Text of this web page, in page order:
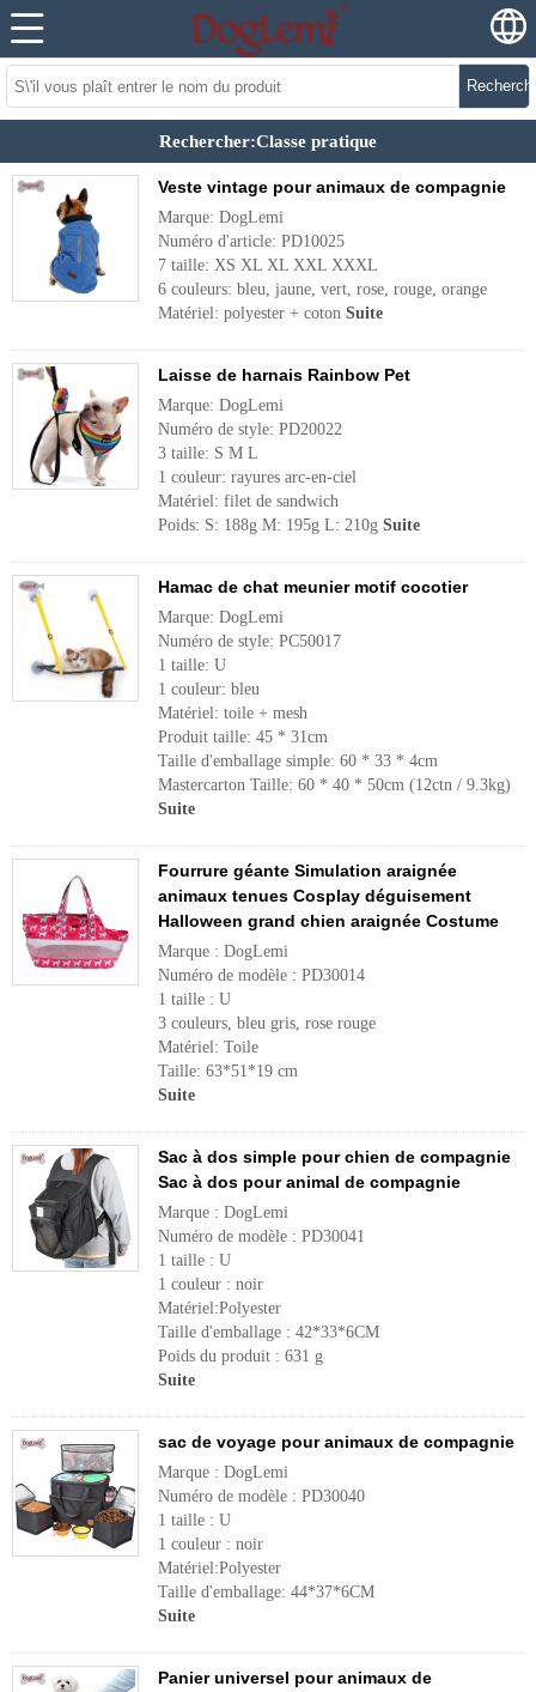
Rechercher:Classe pratique
Veste vintage pour animaux de compagnie
Marque: DogLemi
Numéro d'article: PD10025
7 taille: XS XL XL XXL XXXL
6 couleurs: bleu, jaune, vert, rose, rouge, orange
Matériel: polyester + coton Suite
Laisse de harnais Rainbow Pet
Marque: DogLemi
Numéro de style: PD20022
3 taille: S M L
1 couleur: rayures arc-en-ciel
Matériel: filet de sandwich
Poids: S: 188g M: 195g L: 210g Suite
Hamac de chat meunier motif cocotier
Marque: DogLemi
Numéro de style: PC50017
1 taille: U
1 couleur: bleu
Matériel: toile + mesh
Produit taille: 45 * 31cm
Taille d'emballage simple: 60 * 33 * 4cm
Mastercarton Taille: 60 * 40 * 50cm (12ctn / 9.3kg)
Suite
Fourrure géante Simulation araignée
animaux tenues Cosplay déguisement
Halloween grand chien araignée Costume
Marque : DogLemi
Numéro de modèle : PD30014
1 taille : U
3 couleurs, bleu gris, rose rouge
Matériel: Toile
Taille: 63*51*19 cm
Suite
Sac à dos simple pour chien de compagnie
Sac à dos pour animal de compagnie
Marque : DogLemi
Numéro de modèle : PD30041
1 taille : U
1 couleur : noir
Matériel:Polyester
Taille d'emballage : 42*33*6CM
Poids du produit : 631 g
Suite
sac de voyage pour animaux de compagnie
Marque : DogLemi
Numéro de modèle : PD30040
1 taille : U
1 couleur : noir
Matériel:Polyester
Taille d'emballage: 44*37*6CM
Suite
Panier universel pour animaux de